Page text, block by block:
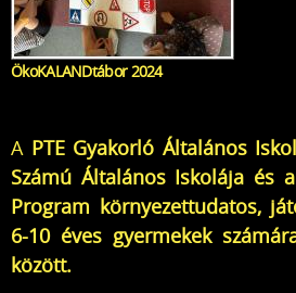
ÖkoKALANDtábor 2024
A PTE Gyakorló Általános
Számú Általános Iskolája és
Program környezettudatos,
6-10 éves gyermekek
között.